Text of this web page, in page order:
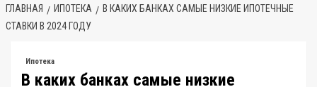
ГЛАВНАЯ ИПОТЕКА
В КАКИХ БАНКАХ САМЫЕ НИЗКИЕ ИПОТЕЧНЫЕ
СТАВКИ В 2024 ГОДУ
Ипотека
В каких банках самые низкие